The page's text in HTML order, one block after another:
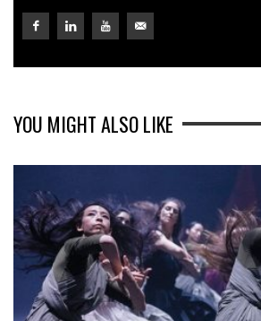
YOU MIGHT ALSO LIKE